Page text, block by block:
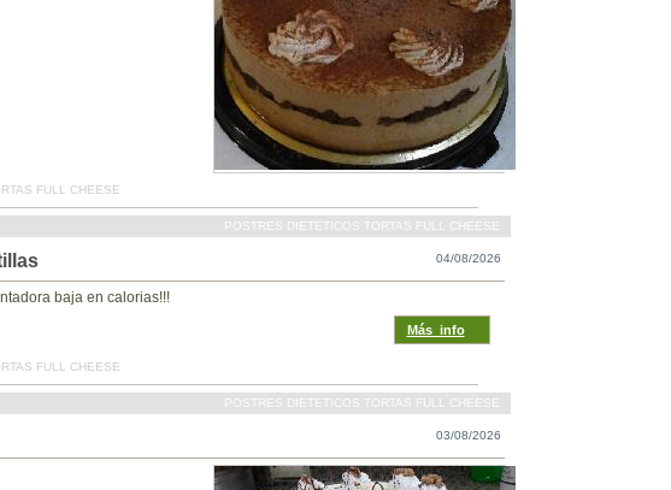
FULL CHEESE
POSTRES DIETETICOS TORTAS FULL CHEESE
04/08/2026
baja en calorias!!!
Más_info
FULL CHEESE
POSTRES DIETETICOS TORTAS FULL CHEESE
03/08/2026